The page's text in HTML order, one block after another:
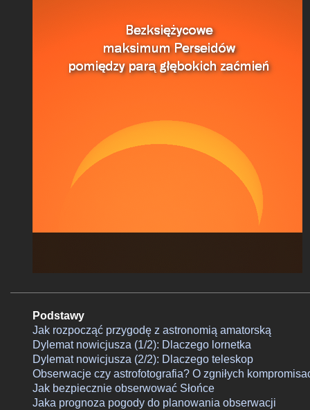
Podstawy
Jak rozpocząć przygodę z astronomią amatorską
Dylemat nowicjusza (1/2): Dlaczego lornetka
Dylemat nowicjusza (2/2): Dlaczego teleskop
Obserwacje czy astrofotografia? O zgniłych
Jak bezpiecznie obserwować Słońce
Jaka prognoza pogody do planowania obserwacji